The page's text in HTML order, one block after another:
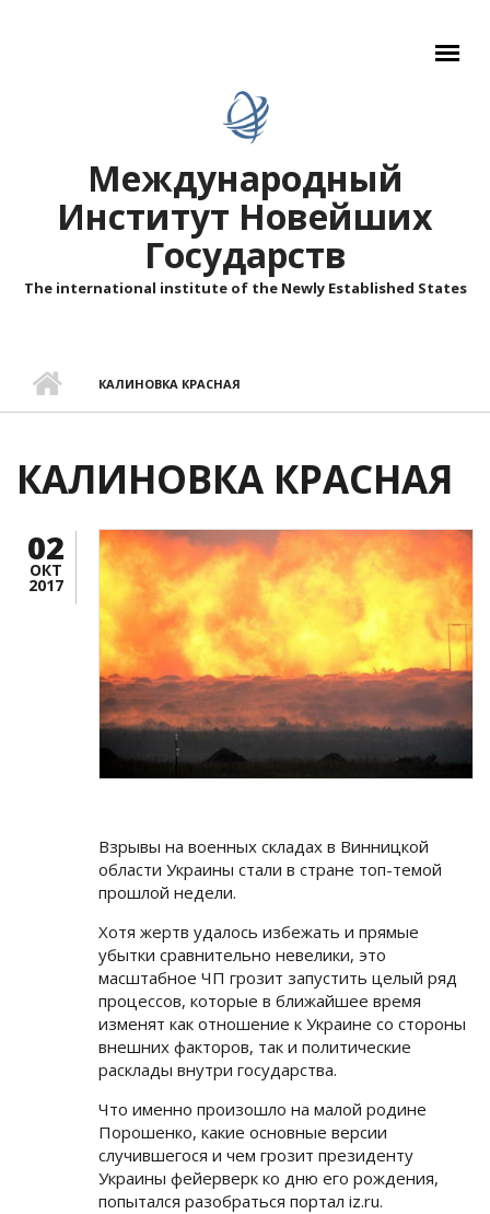
Международный
Институт Новейших
Государств
The international institute of the Newly Established States
КАЛИНОВКА КРАСНАЯ
КАЛИНОВКА КРАСНАЯ
02
ОКТ
2017
Взрывы на военных складах в Винницкой
области Украины стали в стране топ-темой
прошлой недели.
Хотя жертв удалось избежать и прямые
убытки сравнительно невелики, это
масштабное ЧП грозит запустить целый ряд
процессов, которые в ближайшее время
изменят как отношение к Украине со стороны
внешних факторов, так и политические
расклады внутри государства.
Что именно произошло на малой родине
Порошенко, какие основные версии
случившегося и чем грозит президенту
Украины фейерверк ко дню его рождения,
попытался разобраться портал iz.ru.